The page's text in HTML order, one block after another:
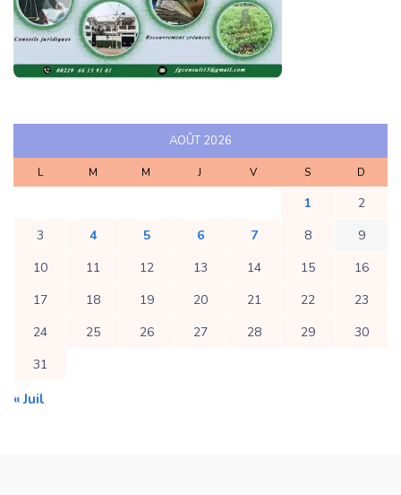
AOÛT 2026
L M M J V S D
1
2
3
4 5 6 7 8
9
10
11 12 13 14 15
16
17
18 19 20 21 22
23
24
25 26 27 28 29
30
31
« Juil